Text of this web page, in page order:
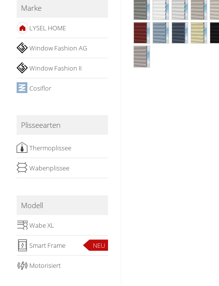
Stoffe
Panneaux
Marke
LYSEL HOME
Window Fashion AG
Window Fashion II
Cosiflor
Plisseearten
Thermoplissee
Wabenplissee
Modell
Wabe XL
Smart Frame NEU
Motorisiert